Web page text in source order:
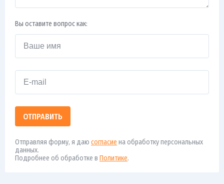
Вы оставите вопрос как:
ОТПРАВИТЬ
Отправляя форму, я даю согласие на обработку персональных
данных.
Подробнее об обработке в Политике.